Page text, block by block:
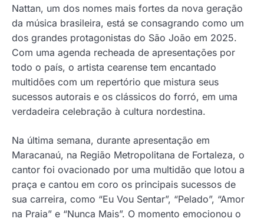
Nattan, um dos nomes mais fortes da nova geração
da música brasileira, está se consagrando como um
dos grandes protagonistas do São João em 2025.
Com uma agenda recheada de apresentações por
todo o país, o artista cearense tem encantado
multidões com um repertório que mistura seus
sucessos autorais e os clássicos do forró, em uma
verdadeira celebração à cultura nordestina.
Na última semana, durante apresentação em
Maracanaú, na Região Metropolitana de Fortaleza, o
cantor foi ovacionado por uma multidão que lotou a
praça e cantou em coro os principais sucessos de
sua carreira, como “Eu Vou Sentar”, “Pelado”, “Amor
na Praia” e “Nunca Mais”. O momento emocionou o